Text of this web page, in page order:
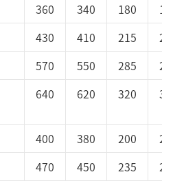
360 340 180
430 410 215
570 550 285
640 620 320
400 380 200
470 450 235